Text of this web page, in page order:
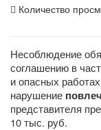
Количество
Несоблюдение
соглашению в
и опасных
нарушение
представителя
10 тыс. руб.